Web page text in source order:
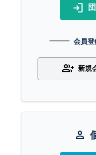
login
会員
group_add 新規
person